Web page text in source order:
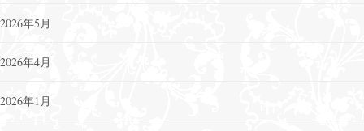
2026年5月
2026年4月
2026年1月